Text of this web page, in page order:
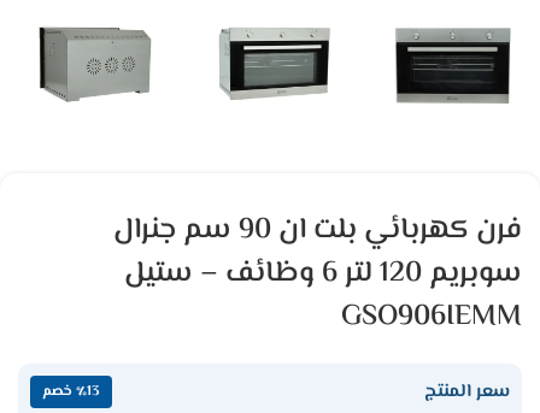
فرن كهربائي بلت ان 90 سم جنرال
سوبريم 120 لتر 6 وظائف – ستيل
GSO906IEMM
سعر المنتج ٪13 خصم